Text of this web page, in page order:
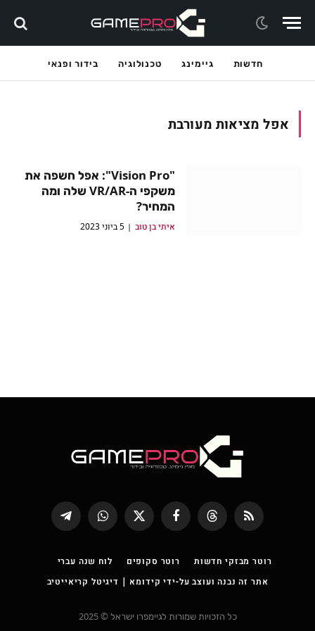
חדשות גיימינג טכנולוגיה בידור ופנאי
אפל מציאות מעורבת
"Vision Pro": אפל חשפה את
משקפי ה-VR/AR שלה ומה
המחיר?
איתי בן טוב 5 ביוני 2023
RSS
Threads פייסבוק
X
(טוויטר)
WhatsApp
Telegram
רוטר מבזקי חדשות רוטר סקופים
לוח שנה עברי
אתר זה נבנה ועוצב על-ידי קידומא | דיגיטל קריאייטיב
כל הזכויות שמורות לגיימפרו ישראל © 2025